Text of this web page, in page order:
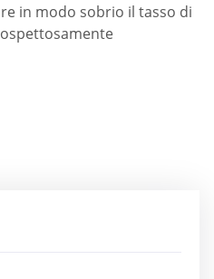
in modo sobrio il tasso di